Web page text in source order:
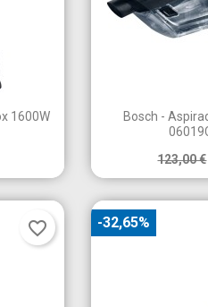
1600W

Bosch -
123,00 €
favorite_border -32,65%